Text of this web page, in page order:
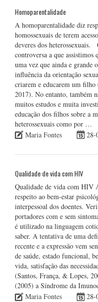
Homoparentalidade
A homoparentalidade diz
homossexuais de terem
deveres dos heterossexuais.
controversa a que
uma vez que ainda e grande
influência da orientação
criarem e educarem um
2017). No entanto, também
muitos estudos e muita
educação dos filhos sobre a
heterossexuais como por …
Maria Fontes
28-
Qualidade de vida com HIV
Qualidade de vida com HIV
respeito ao bem-estar
interpessoal dos doentes.
portadores com e sem
é utilizado na linguagem
saber. A tentativa de uma
recente e a expressão vem
de saúde, estado funcional,
vida, satisfação das
(Santos, França, & Lopes,
(2005) a Síndrome da
Maria Fontes
28-